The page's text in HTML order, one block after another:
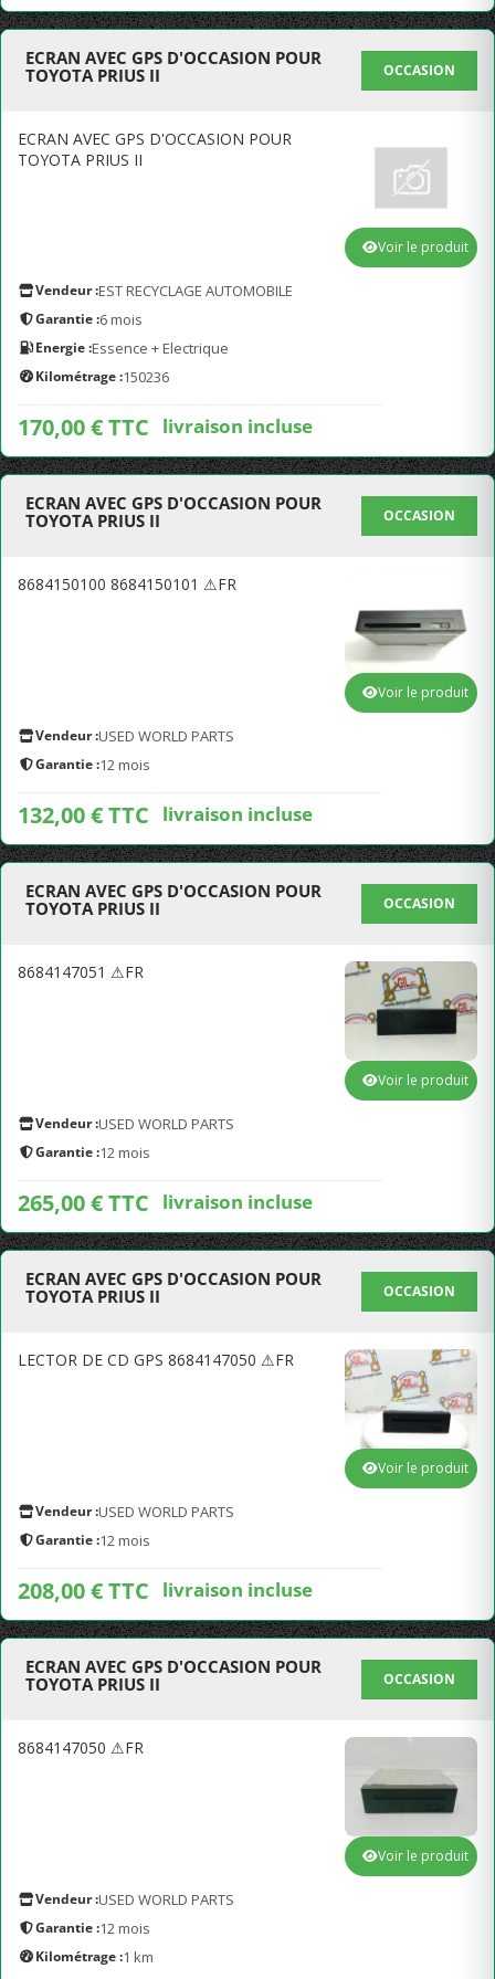
ECRAN AVEC GPS D'OCCASION POUR
TOYOTA PRIUS II
OCCASION
ECRAN AVEC GPS D'OCCASION POUR
TOYOTA PRIUS II
Vendeur :EST RECYCLAGE AUTOMOBILE
Garantie :6 mois
Energie :Essence + Electrique
Kilométrage :150236
170,00 € TTC livraison incluse
Voir le produit
ECRAN AVEC GPS D'OCCASION POUR
TOYOTA PRIUS II
OCCASION
8684150100 8684150101 ⚠FR
Vendeur :USED WORLD PARTS
Garantie :12 mois
132,00 € TTC livraison incluse
Voir le produit
ECRAN AVEC GPS D'OCCASION POUR
TOYOTA PRIUS II
OCCASION
8684147051 ⚠FR
Vendeur :USED WORLD PARTS
Garantie :12 mois
265,00 € TTC livraison incluse
Voir le produit
ECRAN AVEC GPS D'OCCASION POUR
TOYOTA PRIUS II
OCCASION
LECTOR DE CD GPS 8684147050 ⚠FR
Vendeur :USED WORLD PARTS
Garantie :12 mois
208,00 € TTC livraison incluse
Voir le produit
ECRAN AVEC GPS D'OCCASION POUR
TOYOTA PRIUS II
OCCASION
8684147050 ⚠FR
Vendeur :USED WORLD PARTS
Garantie :12 mois
Kilométrage :1 km
Voir le produit